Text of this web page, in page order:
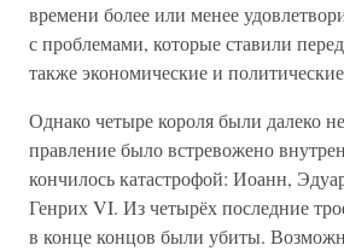
времени более или менее
с проблемами, которые ставили
также экономические и
Однако четыре короля были далеко
правление было встревожено
кончилось катастрофой: Иоанн,
Генрих VI. Из четырёх последние
в конце концов были убиты.